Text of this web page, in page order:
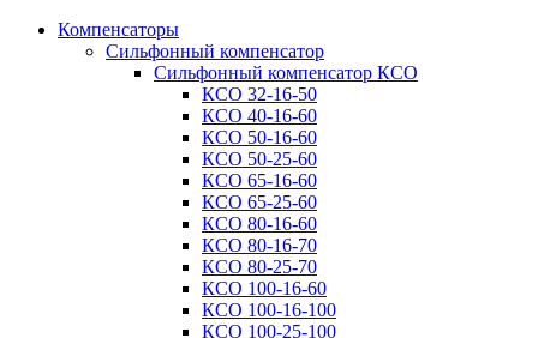
Компенсаторы
Сильфонный компенсатор
Сильфонный компенсатор КСО
КСО 32-16-50
КСО 40-16-60
КСО 50-16-60
КСО 50-25-60
КСО 65-16-60
КСО 65-25-60
КСО 80-16-60
КСО 80-16-70
КСО 80-25-70
КСО 100-16-60
КСО 100-16-100
КСО 100-25-100